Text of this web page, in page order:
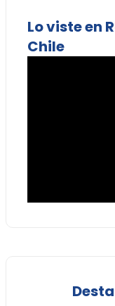
Lo viste en
Chile